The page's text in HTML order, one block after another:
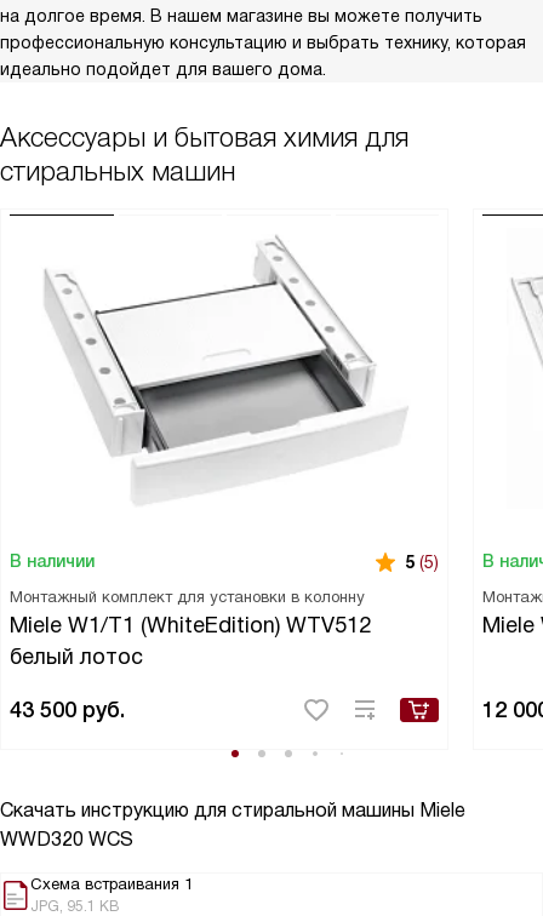
на долгое время. В нашем магазине вы можете получить
профессиональную консультацию и выбрать технику, которая
идеально подойдет для вашего дома.
Аксессуары и бытовая химия для
стиральных машин
В наличии 5 (5)
Монтажный комплект для установки в колонну
Miele W1/T1 (WhiteEdition) WTV512
белый лотос
43 500 руб.
В
Miele
12
Скачать инструкцию для стиральной машины Miele
WWD320 WCS
Схема встраивания 1
JPG, 95.1 KB